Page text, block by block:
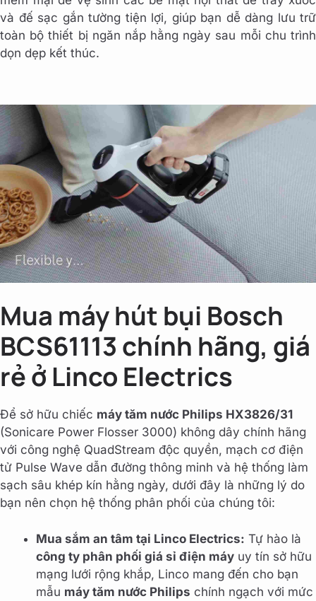
và đế sạc gắn tường tiện lợi, giúp bạn dễ dàng lưu trữ
toàn bộ thiết bị ngăn nắp hằng ngày sau mỗi chu trình
dọn dẹp kết thúc.
Mua máy hút bụi Bosch
BCS61113 chính hãng, giá
rẻ ở Linco Electrics
Để sở hữu chiếc máy tăm nước Philips HX3826/31
(Sonicare Power Flosser 3000) không dây chính hãng
với công nghệ QuadStream độc quyền, mạch cơ điện
tử Pulse Wave dẫn đường thông minh và hệ thống làm
sạch sâu khép kín hằng ngày, dưới đây là những lý do
bạn nên chọn hệ thống phân phối của chúng tôi:
Mua sắm an tâm tại Linco Electrics: Tự hào là
công ty phân phối giá sỉ điện máy uy tín sở hữu
mạng lưới rộng khắp, Linco mang đến cho bạn
mẫu máy tăm nước Philips chính ngạch với mức